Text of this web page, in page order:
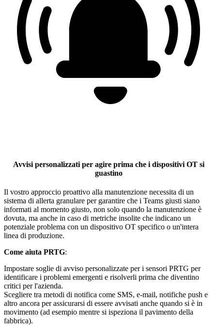
Avvisi personalizzati per agire prima che i dispositivi OT si
guastino
Il vostro approccio proattivo alla manutenzione necessita di un
sistema di allerta granulare per garantire che i Teams giusti siano
informati al momento giusto, non solo quando la manutenzione è
dovuta, ma anche in caso di metriche insolite che indicano un
potenziale problema con un dispositivo OT specifico o un'intera
linea di produzione.
Come aiuta PRTG:
Impostare soglie di avviso personalizzate per i sensori PRTG per
identificare i problemi emergenti e risolverli prima che diventino
critici per l'azienda.
Scegliere tra metodi di notifica come SMS, e-mail, notifiche push e
altro ancora per assicurarsi di essere avvisati anche quando si è in
movimento (ad esempio mentre si ispeziona il pavimento della
fabbrica).